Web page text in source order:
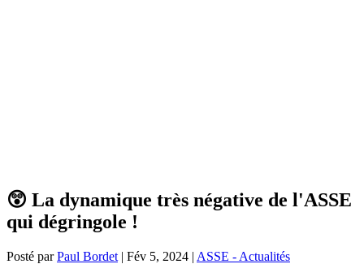
😲 La dynamique très négative de l'ASSE
qui dégringole !
Posté parPaul Bordet | Fév 5, 2024 | ASSE - Actualités